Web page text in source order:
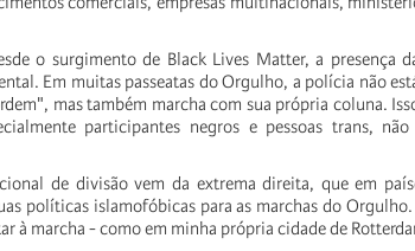
o surgimento de Black Lives Matter, a presença
Em muitas passeatas do Orgulho, a polícia não
mas também marcha com sua própria coluna.
participantes negros e pessoas trans,
de divisão vem da extrema direita, que em
políticas islamofóbicas para as marchas do
à marcha - como em minha própria cidade de